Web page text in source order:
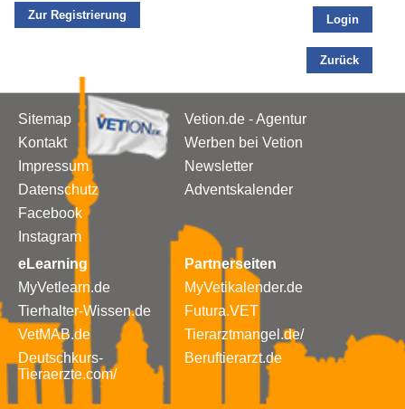
Zur Registrierung Login
Zurück
Sitemap
Kontakt
Impressum
Datenschutz
Facebook
Instagram
Vetion.de - Agentur
Werben bei Vetion
Newsletter
Adventskalender
eLearning
MyVetlearn.de
Tierhalter-Wissen.de
VetMAB.de
Deutschkurs-
Tieraerzte.com/
Partnerseiten
MyVetikalender.de
Futura.VET
Tierarztmangel.de/
Beruftierarzt.de